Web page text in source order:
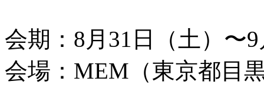
会期：8月31日（土）〜
会場：MEM（東京都目